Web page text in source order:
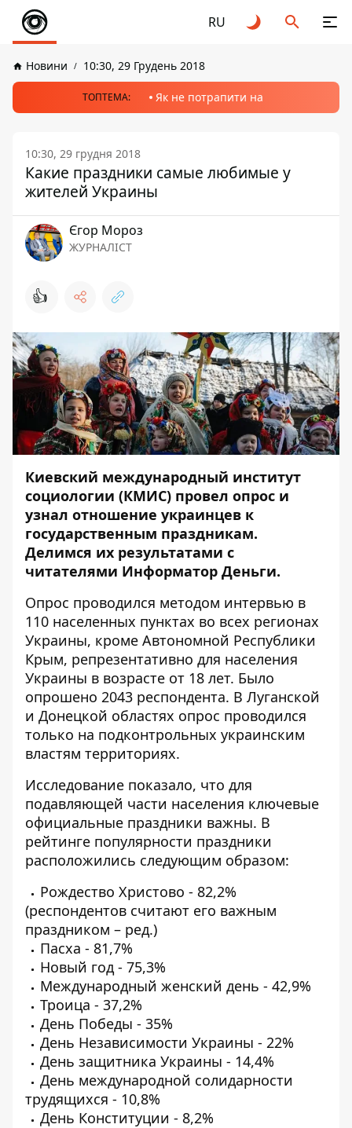
RU
Новини 10:30, 29 Грудень 2018
ТОПТЕМА: Як не потрапити на
10:30, 29 грудня 2018
Какие праздники самые любимые у
жителей Украины
Єгор Мороз
ЖУРНАЛІСТ
👍
Киевский международный институт
социологии (КМИС) провел опрос и
узнал отношение украинцев к
государственным праздникам.
Делимся их результатами с
читателями Информатор Деньги.
Опрос проводился методом интервью в
110 населенных пунктах во всех регионах
Украины, кроме Автономной Республики
Крым, репрезентативно для населения
Украины в возрасте от 18 лет. Было
опрошено 2043 респондента. В Луганской
и Донецкой областях опрос проводился
только на подконтрольных украинским
властям территориях.
Исследование показало, что для
подавляющей части населения ключевые
официальные праздники важны. В
рейтинге популярности праздники
расположились следующим образом:
Рождество Христово - 82,2%
(респондентов считают его важным
праздником – ред.)
Пасха - 81,7%
Новый год - 75,3%
Международный женский день - 42,9%
Троица - 37,2%
День Победы - 35%
День Независимости Украины - 22%
День защитника Украины - 14,4%
День международной солидарности
трудящихся - 10,8%
День Конституции - 8,2%